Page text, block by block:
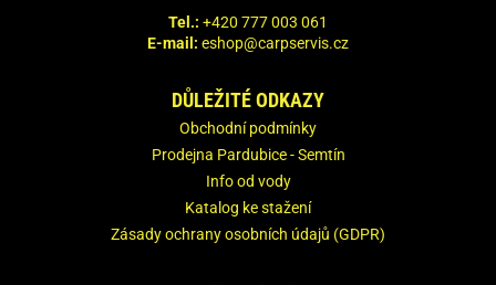
Tel.: +420 777 003 061
E-mail: eshop@carpservis.cz
DŮLEŽITÉ ODKAZY
Obchodní podmínky
Prodejna Pardubice - Semtín
Info od vody
Katalog ke stažení
Zásady ochrany osobních údajů (GDPR)